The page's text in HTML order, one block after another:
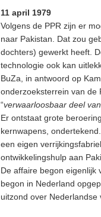
11 april 1979
Volgens de PPR zijn er
naar Pakistan. Dat zou
dochters) gewerkt heeft.
technologie ook kan
BuZa, in antwoord op
onderzoeksterrein van de
“verwaarloosbaar deel
Er ontstaat grote
kernwapens,
een eigen
ontwikkelingshulp aan
De affaire begon eigenlijk
begon in Nederland
uitzond over Nederlandse